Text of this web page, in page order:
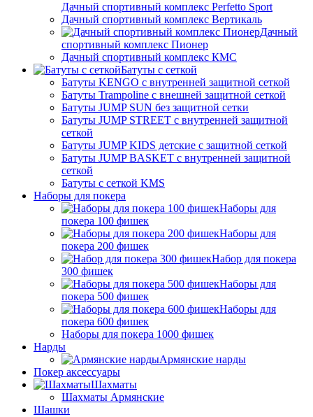
Дачный спортивный комплекс Perfetto Sport
Дачный спортивный комплекс Вертикаль
Дачный
спортивный комплекс Пионер
Дачный спортивный комплекс КМС
Батуты с сеткой
Батуты KENGO с внутренней защитной сеткой
Батуты Trampoline с внешней защитной сеткой
Батуты JUMP SUN без защитной сетки
Батуты JUMP STREET с внутренней защитной
сеткой
Батуты JUMP KIDS детские с защитной сеткой
Батуты JUMP BASKET с внутренней защитной
сеткой
Батуты с сеткой KMS
Наборы для покера
Наборы для
покера 100 фишек
Наборы для
покера 200 фишек
Набор для покера
300 фишек
Наборы для
покера 500 фишек
Наборы для
покера 600 фишек
Наборы для покера 1000 фишек
Нарды
Армянские нарды
Покер аксессуары
Шахматы
Шахматы Армянские
Шашки